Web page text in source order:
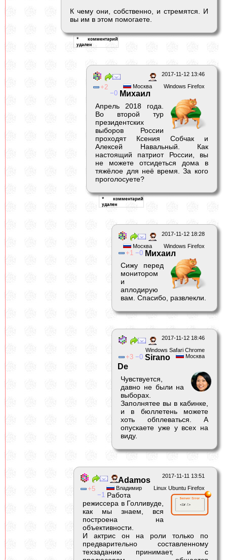
К чему они, собственно, и стремятся. И
вы им в этом помогаете.
2017-11-12 13:46
Windows Firefox
Москва
2
0 Михаил
Апрель 2018 года.
Во второй тур
президентских
выборов России
проходят Ксения Собчак и
Алексей Навальный. Как
настоящий патриот России, вы
не можете отсидеться дома в
тяжёлое для неё время. За кого
проголосуете?
2017-11-12 18:28
Windows Firefox
Москва
1 0 Михаил
Сижу перед
монитором
и
аплодирую
вам. Спасибо, развлекли.
2017-11-12 18:46
Windows Safari Chrome
Москва
3 0 Sirano
De
Чувствуется,
давно не были на
выборах.
Заполнятее вы в кабинке,
и в бюллетень можете
хоть обплеваться. А
опускаете уже у всех на
виду.
2017-11-11 13:51
Linux Ubuntu Firefox
Владимир
5
1
Adamos
Работа
режиссера в Голливуде,
как мы знаем, вся
построена на
объективности.
И актрис он на роли только по
предварительно составленному
техзаданию принимает, и с